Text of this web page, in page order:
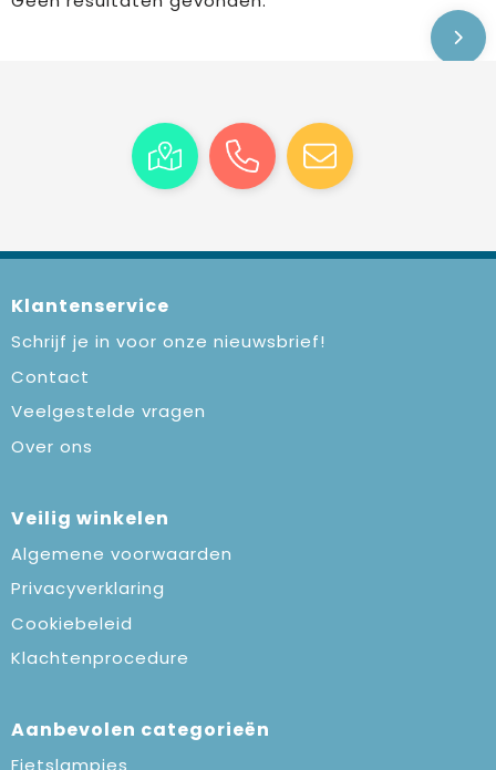
Klantenservice
Schrijf je in voor onze nieuwsbrief!
Contact
Veelgestelde vragen
Over ons
Veilig winkelen
Algemene voorwaarden
Privacyverklaring
Cookiebeleid
Klachtenprocedure
Aanbevolen categorieën
Fietslampjes